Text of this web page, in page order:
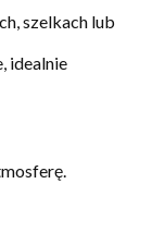
szelkach lub
idealnie